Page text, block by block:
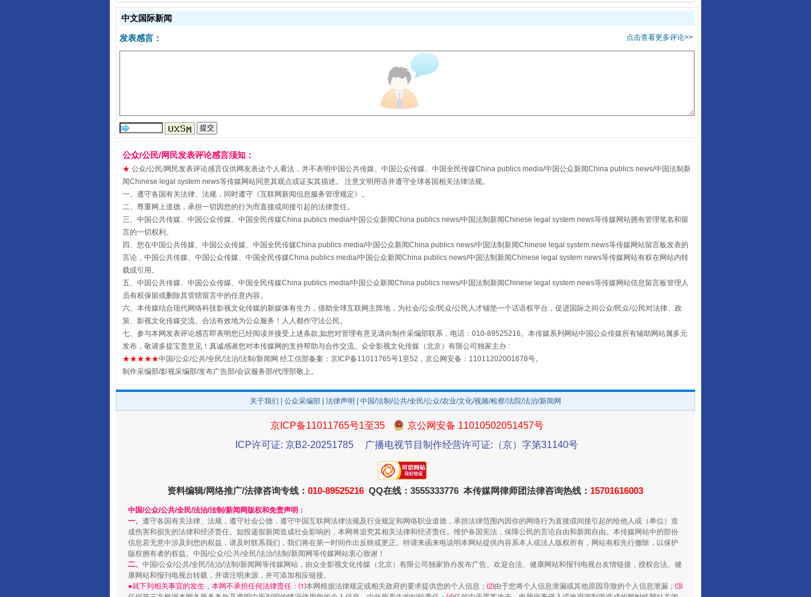
从幼儿园到大学，有这些资助
全民健身五年计划来了！等你上场
阿坝州三大球赛在茂县开幕 规模最大的光氢储一体化项目 走走走！国家喊你健身啦
国家大学科技园优化重塑工作 镜头丨大暑三秋近 山西：不断增强治理腐败综合效能
中文国际新闻
点击查看更多评论>>
发表感言：
公众/公民/网民发表评论感言须知：
★ 公众/公民/网民发表评论感言仅供网友表达个人看法，并不表明中国公共传媒、中国公众传媒、中国全民传媒China publics media/中国公众新闻China publics news/中国法制新
闻Chinese legal system news等传媒网站同意其观点或证实其描述。 注意文明用语并遵守全球各国相关法律法规。
一、遵守各国有关法律、法规，同时遵守《互联网新闻信息服务管理规定》。
二、尊重网上道德，承担一切因您的行为而直接或间接引起的法律责任。
三、中国公共传媒、中国公众传媒、中国全民传媒China publics media/中国公众新闻China publics news/中国法制新闻Chinese legal system news等传媒网站拥有管理笔名和留
言的一切权利。
四、您在中国公共传媒、中国公众传媒、中国全民传媒China publics media/中国公众新闻China publics news/中国法制新闻Chinese legal system news等传媒网站留言板发表的
言论，中国公共传媒、中国公众传媒、中国全民传媒China publics media/中国公众新闻China publics news/中国法制新闻Chinese legal system news等传媒网站有权在网站内转
载或引用。
五、中国公共传媒、中国公众传媒、中国全民传媒China publics media/中国公众新闻China publics news/中国法制新闻Chinese legal system news等传媒网站信息留言板管理人
员有权保留或删除其管辖留言中的任意内容。
六、本传媒结合现代网络科技影视文化传媒的新媒体有生力，借助全球互联网主阵地，为社会/公众/民众/公民人才铺垫一个话语权平台，促进国际之间公众/民众/公民对法律、政
策、影视文化传媒交流。合法有效地为公众服务！人人都作守法公民。
七、参与本网发表评论感言即表明您已经阅读并接受上述条款,如您对管理有意见请向制作采编部联系，电话：010-89525216。本传媒系列网站中国公众传媒所有辅助网站属多元
发布，敬请多提宝贵意见！真诚感谢您对本传媒网的支持帮助与合作交流。众全影视文化传媒（北京）有限公司独家主办 :
★★★★★中国/公众/公共/全民/法治/法制/新闻网 经工信部备案：京ICP备11011765号1至52，京公网安备：11011202001678号。
制作采编部/影视采编部/发布广告部/会议服务部/代理部敬上。
关于我们 公众采编部 法律声明 | 中国/法制/公共/全民/公众/农业/文化/视频/检察/法院/法治/新闻网
京ICP备11011765号1至35
京公网安备 11010502051457号
ICP许可证: 京B2-20251785
广播电视节目制作经营许可证:（京）字第31140号
资料编辑/网络推广/法律咨询专线： 010-89525216 QQ在线：3555333776 本传媒网律师团法律咨询热线： 15701616003
中国/公众/公共/全民/法治/法制/新闻网版权和免责声明：
一、 遵守各国有关法律、法规，遵守社会公德，遵守中国互联网法律法规及行业规定和网络职业道德，承担法律范围内因你的网络行为直接或间接引起的给他人或（单位）造
成伤害和损失的法律和经济责任。如投递假新闻造成社会影响的，本网将追究其相关法律和经济责任。维护各国宪法，保障公民的言论自由和新闻自由。本传媒网站中的部份
信息若无意中涉及到您的权益，请及时联系我们，我们将在第一时间作出反映或更正。特请来函来电说明本网站提供内容系本人或法人版权所有，网站有权先行撤除，以保护
版权拥有者的权益。中国/公众/公共/全民/法治/法制/新闻网等传媒网站衷心致谢！
二、 中国/公众/公共/全民/法治/法制/新闻网等传媒网站，由众全影视文化传媒（北京）有限公司独家协办发布广告。欢迎合法、健康网站和报刊电视台友情链接，授权合法、健
康网站和报刊电视台转载，并请注明来源，并可添加相应链接。
●就下列相关事宜的发生，本网不承担任何法律责任：⑴本网根据法律规定或相关政府的要求提供您的个人信息； ⑵由于您将个人信息泄漏或其他原因导致的个人信息泄漏； ⑶